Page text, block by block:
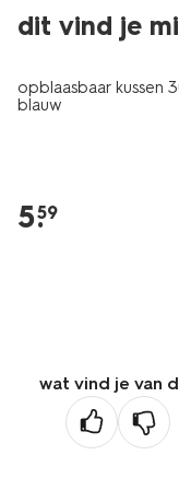
dit vind je
opblaasbaar kussen
blauw
5.
59
wat vind je van